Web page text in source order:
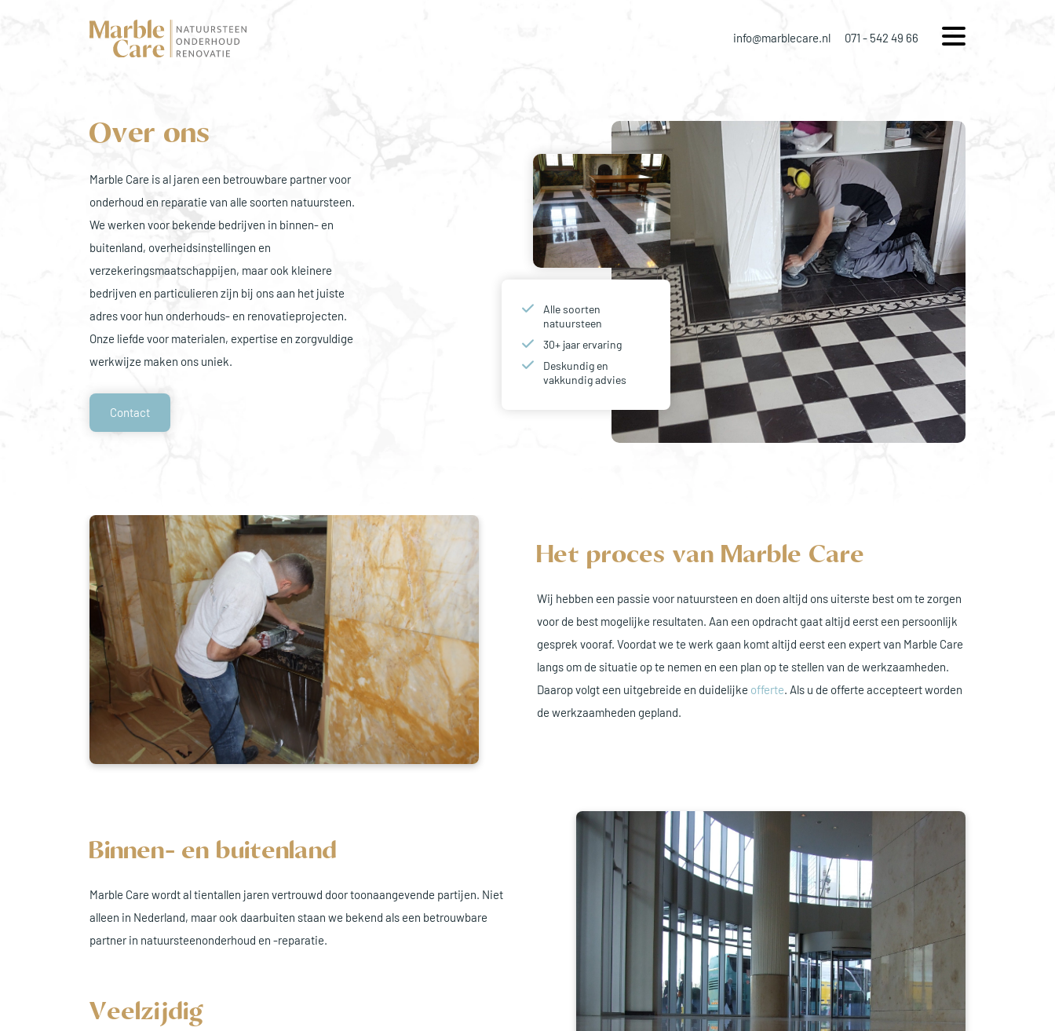
info@marblecare.nl 071 - 542 49 66
Over ons
Marble Care is al jaren een betrouwbare partner voor
onderhoud en reparatie van alle soorten natuursteen.
We werken voor bekende bedrijven in binnen- en
buitenland, overheidsinstellingen en
verzekeringsmaatschappijen, maar ook kleinere
bedrijven en particulieren zijn bij ons aan het juiste
adres voor hun onderhouds- en renovatieprojecten.
Onze liefde voor materialen, expertise en zorgvuldige
werkwijze maken ons uniek.
Contact
Alle soorten
natuursteen
30+ jaar ervaring
Deskundig en
vakkundig advies
Het proces van Marble Care
Wij hebben een passie voor natuursteen en doen altijd ons uiterste best om te zorgen
voor de best mogelijke resultaten. Aan een opdracht gaat altijd eerst een persoonlijk
gesprek vooraf. Voordat we te werk gaan komt altijd eerst een expert van Marble Care
langs om de situatie op te nemen en een plan op te stellen van de werkzaamheden.
Daarop volgt een uitgebreide en duidelijke offerte. Als u de offerte accepteert worden
de werkzaamheden gepland.
Binnen- en buitenland
Marble Care wordt al tientallen jaren vertrouwd door toonaangevende partijen. Niet
alleen in Nederland, maar ook daarbuiten staan we bekend als een betrouwbare
partner in natuursteenonderhoud en -reparatie.
Veelzijdig